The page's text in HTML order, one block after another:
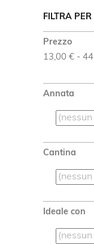
FILTRA PER
Prezzo
13,00 € -
Annata
Cantina
Ideale con